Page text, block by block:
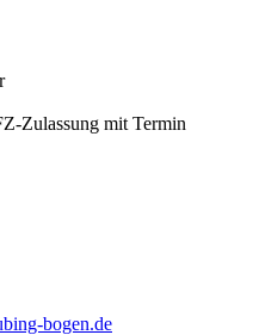
Zulassung mit Termin
bogen.de